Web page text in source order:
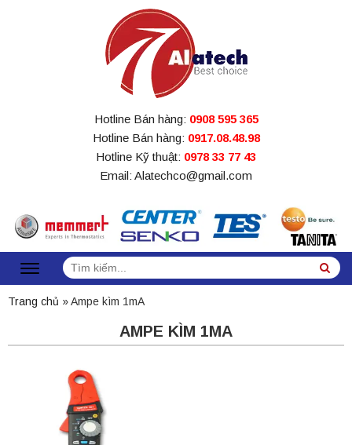
Hotline Bán hàng: 0908 595 365
Hotline Bán hàng: 0917.08.48.98
Hotline Kỹ thuật: 0978 33 77 43
Email: Alatechco@gmail.com
Tìm
kiếm:
Trang chủ »Ampe kìm 1mA
AMPE KÌM 1MA